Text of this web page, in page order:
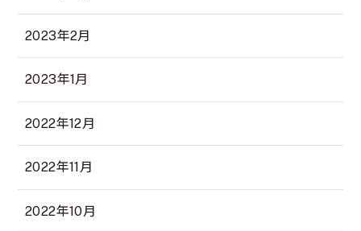
2023年2月
2023年1月
2022年12月
2022年11月
2022年10月